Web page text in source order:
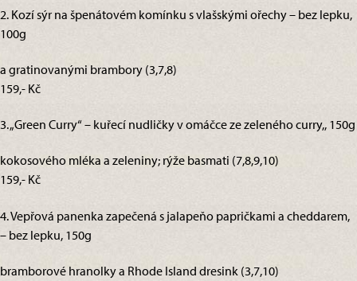
2. Kozí sýr na špenátovém komínku s vlašskými ořechy – bez lepku,
100g
a gratinovanými brambory (3,7,8)
159,- Kč
3. „Green Curry“ – kuřecí nudličky v omáčce ze zeleného curry,, 150g
kokosového mléka a zeleniny; rýže basmati (7,8,9,10)
159,- Kč
4. Vepřová panenka zapečená s jalapeňo papričkami a cheddarem,
– bez lepku, 150g
bramborové hranolky a Rhode Island dresink (3,7,10)